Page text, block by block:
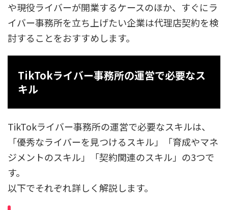
や現役ライバーが開業するケースのほか、すぐにラ
イバー事務所を立ち上げたい企業は代理店契約を検
討することをおすすめします。
TikTokライバー事務所の運営で必要なス
キル
TikTokライバー事務所の運営で必要なスキルは、
「優秀なライバーを見つけるスキル」「育成やマネ
ジメントのスキル」「契約関連のスキル」の3つで
す。
以下でそれぞれ詳しく解説します。